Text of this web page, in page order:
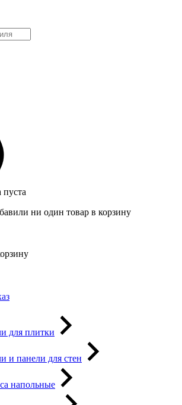
ни один товар в корзину
для плитки
и панели для стен
напольные